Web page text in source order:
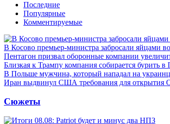
Последние
Популярные
Комментируемые
В Косово премьер-министра забросали яйцами
Пентагон призвал оборонные компании
Близкая к Трампу компания собирается бурить в
В Польше мужчина, который нападал на
Иран выдвинул США требования для открытия
Сюжеты